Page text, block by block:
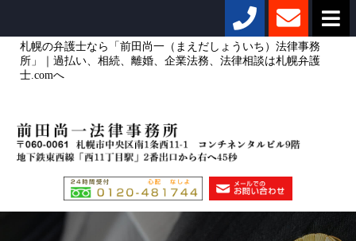
札幌の弁護士なら「前田尚一（まえだしょういち）法律事務
所」｜過払い、相続、離婚、企業法務、法律相談は札幌弁護
士.comへ